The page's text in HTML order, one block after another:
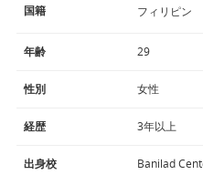
国籍 フィリピン
年齢 29
性別 女性
経歴 3年以上
出身校 Banilad